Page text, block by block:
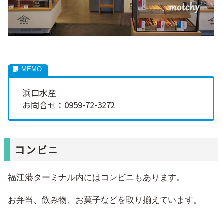
浜口水産
お問合せ：0959-72-3272
コンビニ
福江港ターミナル内にはコンビニもあります。
お弁当、飲み物、お菓子などを取り揃えています。